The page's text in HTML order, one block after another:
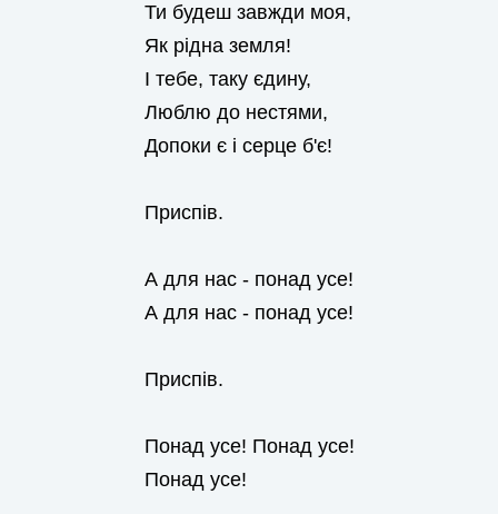
Ти будеш завжди моя,
Як рідна земля!
І тебе, таку єдину,
Люблю до нестями,
Допоки є і серце б'є!
Приспів.
А для нас - понад усе!
А для нас - понад усе!
Приспів.
Понад усе! Понад усе!
Понад усе!